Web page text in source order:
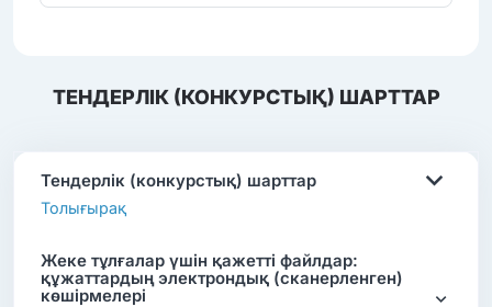
ТЕНДЕРЛІК (КОНКУРСТЫҚ) ШАРТТАР
Тендерлік (конкурстық) шарттар
Толығырақ
Жеке тұлғалар үшін қажетті файлдар:
құжаттардың электрондық (сканерленген)
көшірмелері